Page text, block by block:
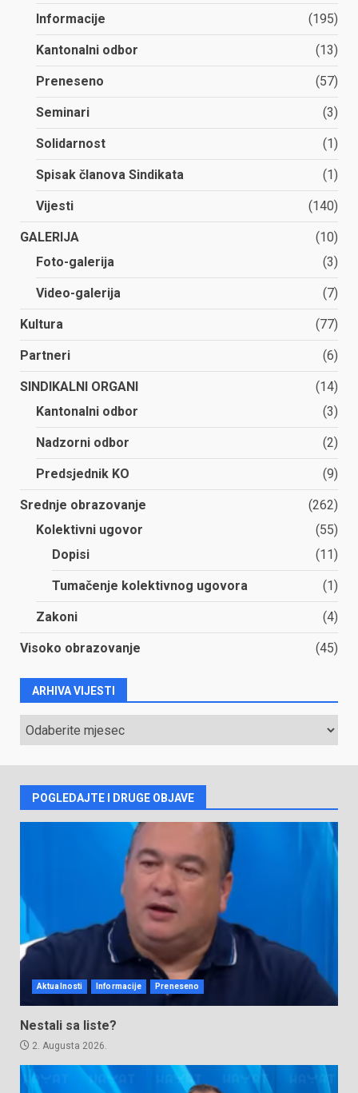
Informacije (195)
Kantonalni odbor (13)
Preneseno (57)
Seminari (3)
Solidarnost (1)
Spisak članova Sindikata (1)
Vijesti (140)
GALERIJA
(10)
Foto-galerija
(3)
Video-galerija (7)
Kultura (77)
Partneri (6)
SINDIKALNI ORGANI
(14)
Kantonalni odbor
(3)
Nadzorni odbor (2)
Predsjednik KO (9)
Srednje obrazovanje
(262)
Kolektivni ugovor
(55)
Dopisi
(11)
Tumačenje kolektivnog ugovora (1)
Zakoni (4)
Visoko obrazovanje (45)
ARHIVA VIJESTI
ARHIVA
VIJESTI
POGLEDAJTE I DRUGE OBJAVE
Aktualnosti Informacije Preneseno
Nestali sa liste?
2. Augusta 2026.